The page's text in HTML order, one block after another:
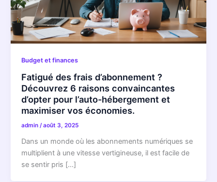
Budget et finances
Fatigué des frais d’abonnement ?
Découvrez 6 raisons convaincantes
d’opter pour l’auto-hébergement et
maximiser vos économies.
admin/août 3, 2025
Dans un monde où les abonnements numériques se
multiplient à une vitesse vertigineuse, il est facile de
se sentir pris […]